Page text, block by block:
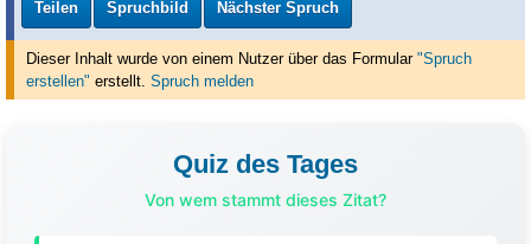
Teilen Spruchbild Nächster Spruch
Dieser Inhalt wurde von einem Nutzer über das Formular "Spruch
erstellen" erstellt. Spruch melden
Quiz des Tages
Von wem stammt dieses Zitat?